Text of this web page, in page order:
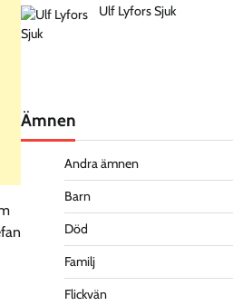
Ulf Lyfors Sjuk
Ämnen
Andra ämnen
Barn
Död
Familj
Flickvän